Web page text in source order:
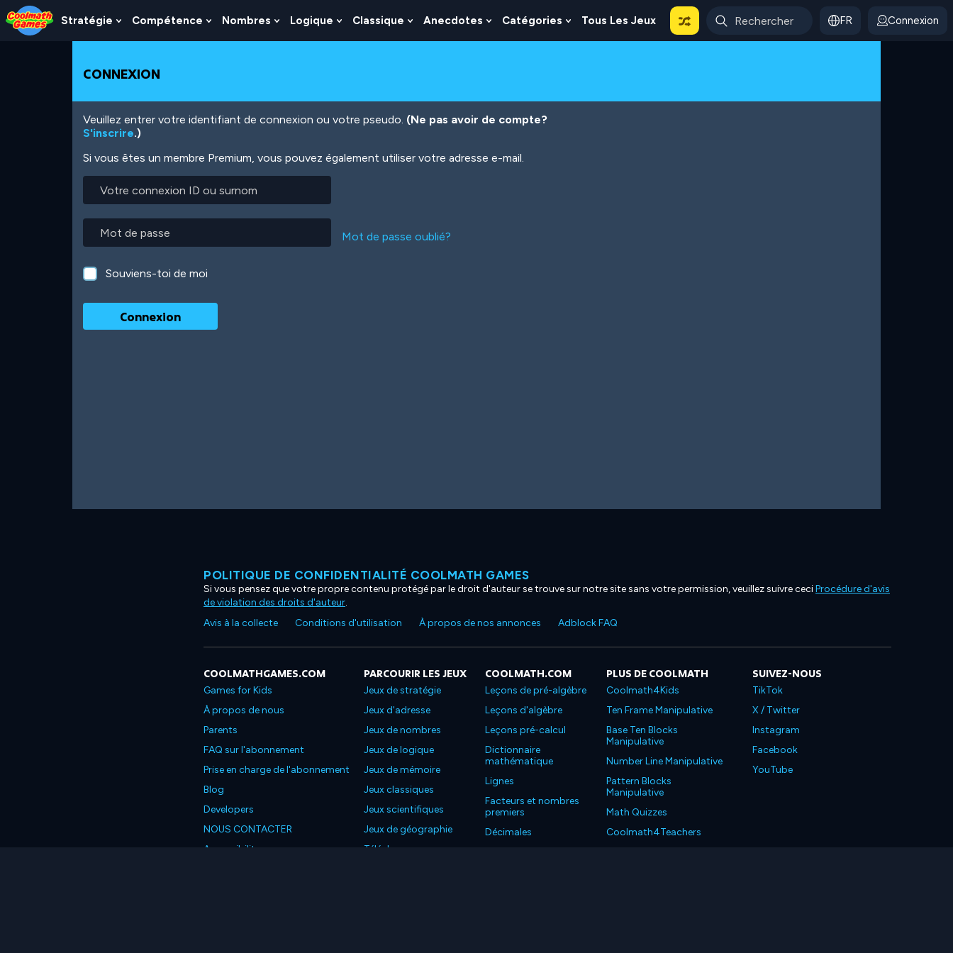
Skip
to
Top
Skip
to
Navigation
Skip
to
Main
Skip
to
Footer
Aller
au
contenu
Stratégie
Show
Submenu
Stratégie
Compétence
Show
Submenu
Nombres
Show
Submenu
Logique
Show
Submenu
Classique
Show
Submenu
Anecdotes
Show
Submenu
Catégories
Show
Submenu
Tous Les Jeux FR Connexion
CONNEXION
Veuillez entrer votre identifiant de connexion ou votre pseudo. (Ne pas avoir de compte?
S'inscrire.)
Si vous êtes un membre Premium, vous pouvez également utiliser votre adresse e-mail.
connexion
ou
surnom
Mot de passe oublié?
Souviens-toi de moi
POLITIQUE DE CONFIDENTIALITÉ COOLMATH GAMES
Si vous pensez que votre propre contenu protégé par le droit d'auteur se trouve sur notre site sans votre permission, veuillez suivre ceciProcédure d'avis
de violation des droits d'auteur.
Avis à la collecte
Conditions d'utilisation À propos de nos annonces Adblock FAQ
COOLMATHGAMES.COM
Games for Kids
À propos de nous
Parents
FAQ sur l'abonnement
Prise en charge de l'abonnement
Blog
Developers
NOUS CONTACTER
Accessibility
PARCOURIR LES JEUX
Jeux de stratégie
Jeux d'adresse
Jeux de nombres
Jeux de logique
Jeux de mémoire
Jeux classiques
Jeux scientifiques
Jeux de géographie
Téléchargez nos
COOLMATH.COM
Leçons de pré-algèbre
Leçons d'algèbre
Leçons pré-calcul
Dictionnaire
mathématique
Lignes
Facteurs et nombres
premiers
Décimales
PLUS DE COOLMATH
Coolmath4Kids
Ten Frame Manipulative
Base Ten Blocks
Manipulative
Number Line Manipulative
Pattern Blocks
Manipulative
Math Quizzes
Coolmath4Teachers
SUIVEZ-NOUS
TikTok
X / Twitter
Instagram
Facebook
YouTube